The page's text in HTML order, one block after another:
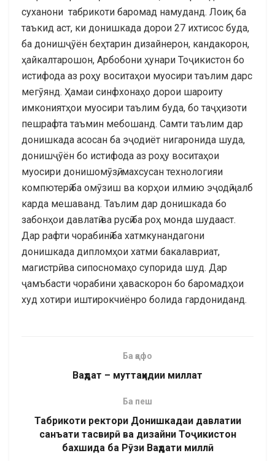
суханони табрикоти баромад намуданд. Лоиқ ба
таъкид аст, ки донишкада дорои 27 ихтисос буда,
ба донишҷӯён беҳтарин дизайнерон, кандакорон,
ҳайкалтарошон, Арбобони ҳунари Тоҷикистон бо
истифода аз роҳу воситаҳои муосири таълим дарс
мегӯянд. Ҳамаи синфхонаҳо дорои шароиту
имкониятҳои муосири таълим буда, бо таҷҳизоти
пешрафта таъмин мебошанд. Самти таълим дар
донишкада асосан ба эҷодиёт нигаронида шуда,
донишҷӯён бо истифода аз роҳу воситаҳои
муосири донишомӯзӣ, махсусан технологияи
компютерӣ ба омӯзиш ва корҳои илмию эҷодӣ ҷалб
карда мешаванд. Таълим дар донишкада бо
забонҳои давлатӣ ва русӣ ба роҳ монда шудааст.
Дар рафти чорабинӣ ба хатмкунандагони
донишкада дипломҳои хатми бакалавриат,
магистрӣ ва сипосномаҳо супорида шуд. Дар
ҷамъбасти чорабини ҳаваскорон бо баромадҳои
худ хотири иштирокчиёнро болида гардониданд.
Ба қафо
Ваҳдат – муттаҳидии миллат
Ба пеш
Табрикоти ректори Донишкадаи давлатии
санъати тасвирӣ ва дизайни Тоҷикистон
бахшида ба Рӯзи Ваҳдати миллӣ